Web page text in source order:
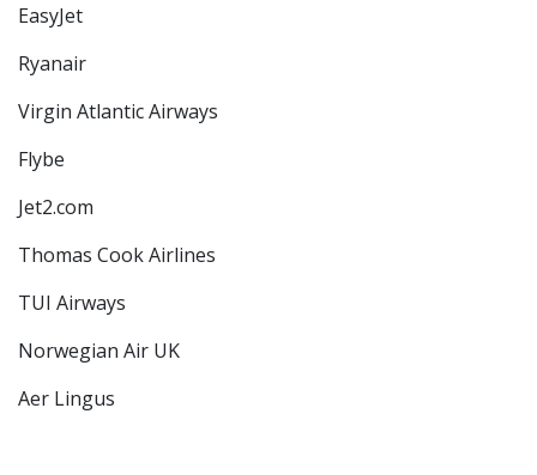
EasyJet
Ryanair
Virgin Atlantic Airways
Flybe
Jet2.com
Thomas Cook Airlines
TUI Airways
Norwegian Air UK
Aer Lingus